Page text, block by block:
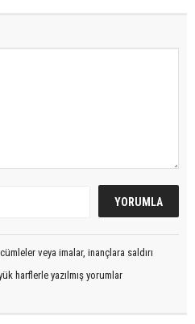
veya imalar, inançlara saldırı
harflerle yazılmış yorumlar